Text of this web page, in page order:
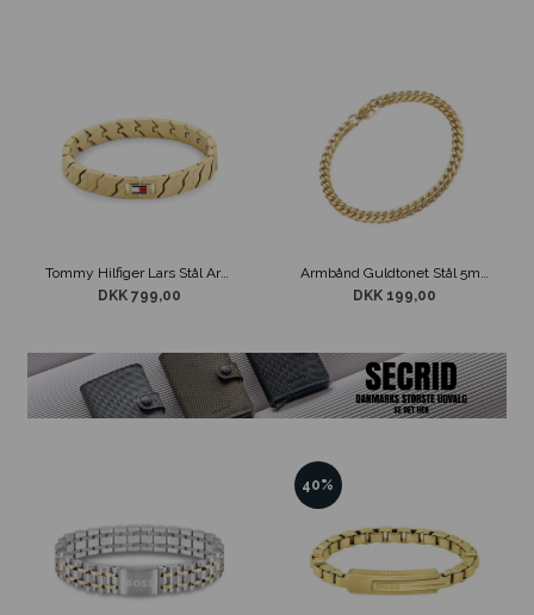
Tommy Hilfiger Lars Stål Armbånd Guldtone
DKK 799,00
Armbånd Guldtonet Stål 5mm
DKK 199,00
40%